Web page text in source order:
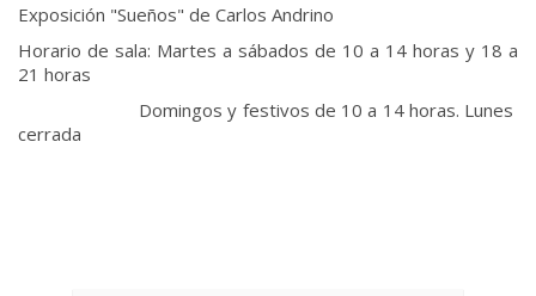
Exposición "Sueños" de Carlos Andrino
Horario de sala: Martes a sábados de 10 a 14 horas y 18 a
21 horas
Domingos y festivos de 10 a 14 horas. Lunes
cerrada